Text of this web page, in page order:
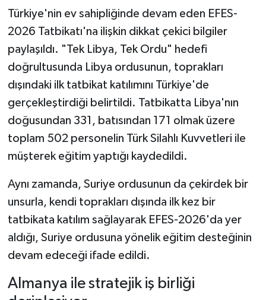
Türkiye'nin ev sahipliğinde devam eden EFES-
2026 Tatbikatı'na ilişkin dikkat çekici bilgiler
paylaşıldı. "Tek Libya, Tek Ordu" hedefi
doğrultusunda Libya ordusunun, toprakları
dışındaki ilk tatbikat katılımını Türkiye'de
gerçekleştirdiği belirtildi. Tatbikatta Libya'nın
doğusundan 331, batısından 171 olmak üzere
toplam 502 personelin Türk Silahlı Kuvvetleri ile
müşterek eğitim yaptığı kaydedildi.
Aynı zamanda, Suriye ordusunun da çekirdek bir
unsurla, kendi toprakları dışında ilk kez bir
tatbikata katılım sağlayarak EFES-2026'da yer
aldığı, Suriye ordusuna yönelik eğitim desteğinin
devam edeceği ifade edildi.
Almanya ile stratejik iş birliği